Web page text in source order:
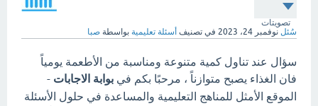
تصويتات
سُئل نوفمبر 24، 2023 في تصنيف أسئلة تعليمية بواسطة صبا
سؤال عند تناول كمية متنوعة ومناسبة من الأطعمة يومياً
فان الغذاء يصبح متوازناً ، مرحبًا بكم في بوابة الاجابات -
الموقع الأمثل للمناهج التعليمية والمساعدة في حلول الأسئلة